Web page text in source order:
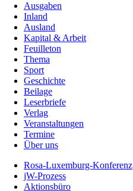
Ausgaben
Inland
Ausland
Kapital & Arbeit
Feuilleton
Thema
Sport
Geschichte
Beilage
Leserbriefe
Verlag
Veranstaltungen
Termine
Über uns
Rosa-Luxemburg-Konferenz
jW-Prozess
Aktionsbüro